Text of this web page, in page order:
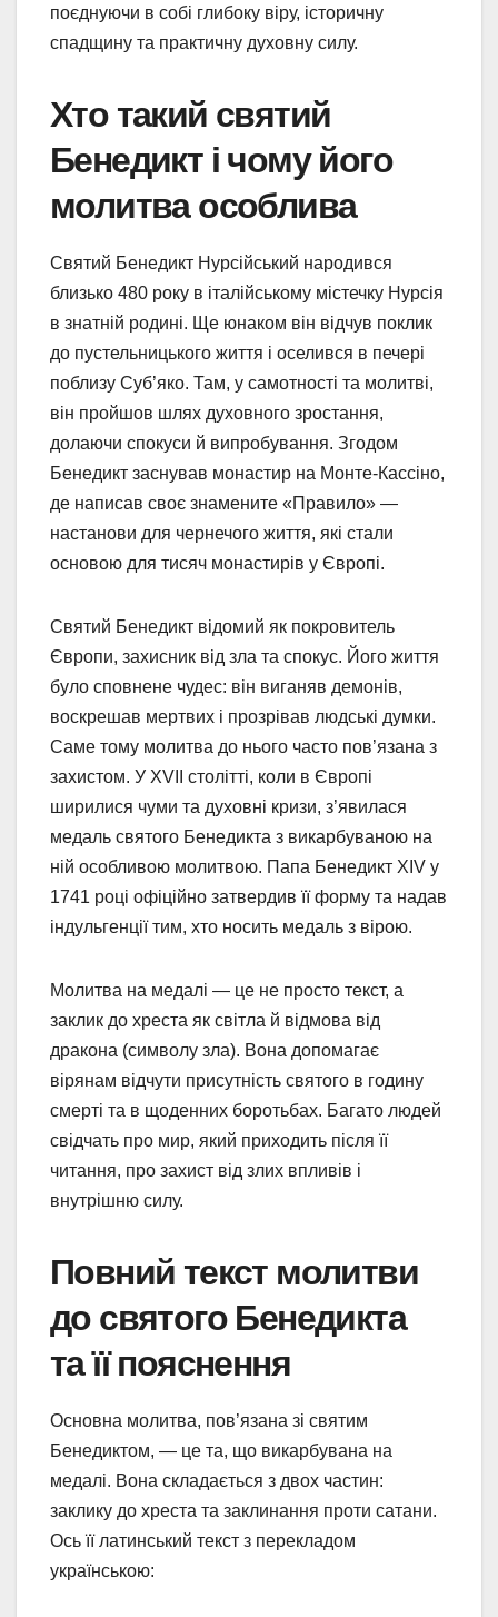
поєднуючи в собі глибоку віру, історичну
спадщину та практичну духовну силу.
Хто такий святий
Бенедикт і чому його
молитва особлива
Святий Бенедикт Нурсійський народився
близько 480 року в італійському містечку Нурсія
в знатній родині. Ще юнаком він відчув поклик
до пустельницького життя і оселився в печері
поблизу Суб’яко. Там, у самотності та молитві,
він пройшов шлях духовного зростання,
долаючи спокуси й випробування. Згодом
Бенедикт заснував монастир на Монте-Кассіно,
де написав своє знамените «Правило» —
настанови для чернечого життя, які стали
основою для тисяч монастирів у Європі.
Святий Бенедикт відомий як покровитель
Європи, захисник від зла та спокус. Його життя
було сповнене чудес: він виганяв демонів,
воскрешав мертвих і прозрівав людські думки.
Саме тому молитва до нього часто пов’язана з
захистом. У XVII столітті, коли в Європі
ширилися чуми та духовні кризи, з’явилася
медаль святого Бенедикта з викарбуваною на
ній особливою молитвою. Папа Бенедикт XIV у
1741 році офіційно затвердив її форму та надав
індульгенції тим, хто носить медаль з вірою.
Молитва на медалі — це не просто текст, а
заклик до хреста як світла й відмова від
дракона (символу зла). Вона допомагає
вірянам відчути присутність святого в годину
смерті та в щоденних боротьбах. Багато людей
свідчать про мир, який приходить після її
читання, про захист від злих впливів і
внутрішню силу.
Повний текст молитви
до святого Бенедикта
та її пояснення
Основна молитва, пов’язана зі святим
Бенедиктом, — це та, що викарбувана на
медалі. Вона складається з двох частин:
заклику до хреста та заклинання проти сатани.
Ось її латинський текст з перекладом
українською: